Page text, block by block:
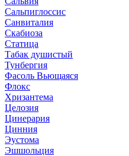
Сальпиглоссис
Санвиталия
Скабиоза
Статица
Табак душистый
Тунбергия
Фасоль Вьющаяся
Флокс
Хризантема
Целозия
Цинерария
Цинния
Эустома
Эшшольция